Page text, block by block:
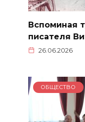
Вспоминая
писателя
26.06.2026
ОБЩЕСТВО